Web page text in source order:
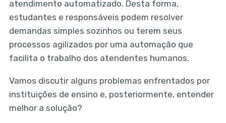
atendimento automatizado. Desta forma,
estudantes e responsáveis podem resolver
demandas simples sozinhos ou terem seus
processos agilizados por uma automação que
facilita o trabalho dos atendentes humanos.
Vamos discutir alguns problemas enfrentados por
instituições de ensino e, posteriormente, entender
melhor a solução?